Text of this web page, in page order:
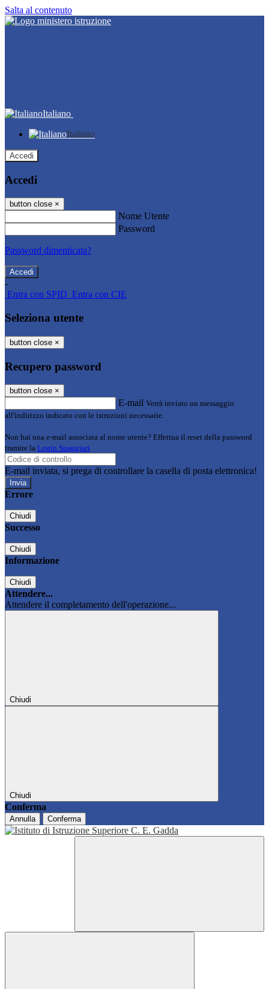
Salta al contenuto
Italiano
Italiano
Accedi
Accedi
button close ×
Nome Utente
Password
Password dimenticata?
-
Entra con SPID Entra con CIE
Seleziona utente
button close ×
Recupero password
button close ×
E-mail Verrà inviato un messaggio
all'indirizzo indicato con le istruzioni necessarie.
Non hai una e-mail associata al nome utente? Effettua il reset della password
tramite la Login Spaggiari
E-mail inviata, si prega di controllare la casella di posta elettronica!
Errore
Chiudi
Successo
Chiudi
Informazione
Chiudi
Attendere...
Attendere il completamento dell'operazione...
Chiudi
Chiudi
Conferma
Annulla Conferma